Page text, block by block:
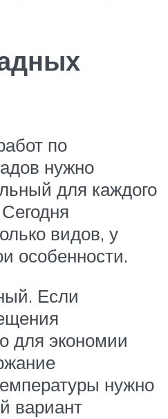
по
нужно
для каждого
видов, у
особенности.
Если
для экономии
нужно
вариант